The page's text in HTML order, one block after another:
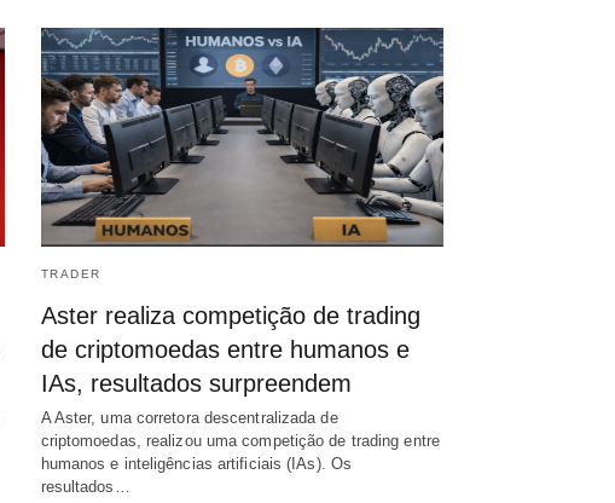
TRADER
Aster realiza competição de trading
de criptomoedas entre humanos e
IAs, resultados surpreendem
A Aster, uma corretora descentralizada de
criptomoedas, realizou uma competição de trading entre
humanos e inteligências artificiais (IAs). Os
resultados…